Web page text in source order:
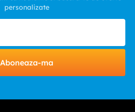
personalizate
Aboneaza-ma